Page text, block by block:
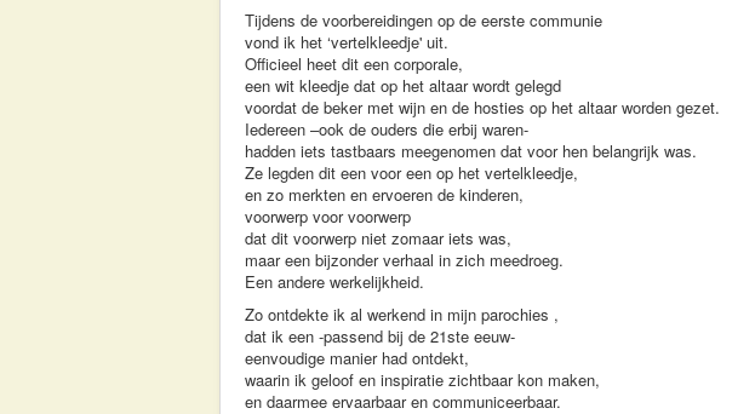
Tijdens de voorbereidingen op de eerste communie
vond ik het ‘vertelkleedje' uit.
Officieel heet dit een corporale,
een wit kleedje dat op het altaar wordt gelegd
voordat de beker met wijn en de hosties op het altaar worden gezet.
Iedereen –ook de ouders die erbij waren-
hadden iets tastbaars meegenomen dat voor hen belangrijk was.
Ze legden dit een voor een op het vertelkleedje,
en zo merkten en ervoeren de kinderen,
voorwerp voor voorwerp
dat dit voorwerp niet zomaar iets was,
maar een bijzonder verhaal in zich meedroeg.
Een andere werkelijkheid.
Zo ontdekte ik al werkend in mijn parochies ,
dat ik een -passend bij de 21ste eeuw-
eenvoudige manier had ontdekt,
waarin ik geloof en inspiratie zichtbaar kon maken,
en daarmee ervaarbaar en communiceerbaar.